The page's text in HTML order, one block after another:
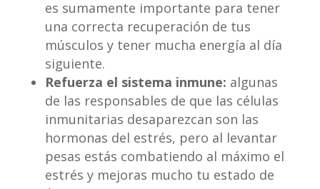
es sumamente importante para tener
una correcta recuperación de tus
músculos y tener mucha energía al día
siguiente.
Refuerza el sistema inmune: algunas
de las responsables de que las células
inmunitarias desaparezcan son las
hormonas del estrés, pero al levantar
pesas estás combatiendo al máximo el
estrés y mejoras mucho tu estado de